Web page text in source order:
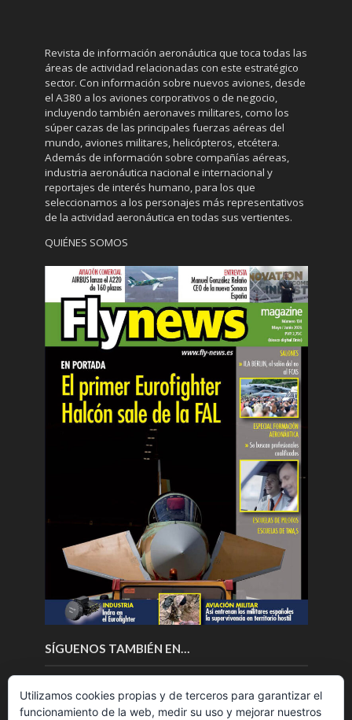
Revista de información aeronáutica que toca todas las
áreas de actividad relacionadas con este estratégico
sector. Con información sobre nuevos aviones, desde
el A380 a los aviones corporativos o de negocio,
incluyendo también aeronaves militares, como los
súper cazas de las principales fuerzas aéreas del
mundo, aviones militares, helicópteros, etcétera.
Además de información sobre compañías aéreas,
industria aeronáutica nacional e internacional y
reportajes de interés humano, para los que
seleccionamos a los personajes más representativos
de la actividad aeronáutica en todas sus vertientes.
QUIÉNES SOMOS
SÍGUENOS TAMBIÉN EN…
Utilizamos cookies propias y de terceros para garantizar el
funcionamiento de la web, medir su uso y mejorar nuestros